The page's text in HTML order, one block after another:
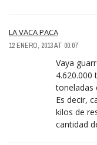
LA VACA PACA
12 ENERO, 2013 AT 00:07
Vaya
4.620.000
toneladas
Es decir,
kilos de
cantidad